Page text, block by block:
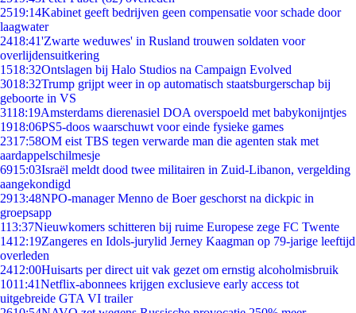
2519:14Kabinet geeft bedrijven geen compensatie voor schade door
laagwater
2418:41'Zwarte weduwes' in Rusland trouwen soldaten voor
overlijdensuitkering
1518:32Ontslagen bij Halo Studios na Campaign Evolved
3018:32Trump grijpt weer in op automatisch staatsburgerschap bij
geboorte in VS
3118:19Amsterdams dierenasiel DOA overspoeld met babykonijntjes
1918:06PS5-doos waarschuwt voor einde fysieke games
2317:58OM eist TBS tegen verwarde man die agenten stak met
aardappelschilmesje
6915:03Israël meldt dood twee militairen in Zuid-Libanon, vergelding
aangekondigd
2913:48NPO-manager Menno de Boer geschorst na dickpic in
groepsapp
113:37Nieuwkomers schitteren bij ruime Europese zege FC Twente
1412:19Zangeres en Idols-jurylid Jerney Kaagman op 79-jarige leeftijd
overleden
2412:00Huisarts per direct uit vak gezet om ernstig alcoholmisbruik
1011:41Netflix-abonnees krijgen exclusieve early access tot
uitgebreide GTA VI trailer